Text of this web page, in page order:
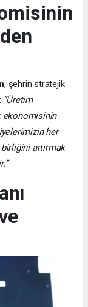
, şehrin stratejik
“Üretim
ekonomisinin
her
artırmak